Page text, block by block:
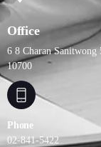
Office
6 8 Charan
10700
Phone
02-841-5422